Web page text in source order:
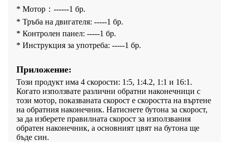
* Мотор：------1 бр.
* Тръба на двигателя: -----1 бр.
* Контролен панел: -----1 бр.
* Инструкция за употреба: -----1 бр.
Приложение:
Този продукт има 4 скорости: 1:5, 1:4.2, 1:1 и 16:1.
Когато използвате различни обратни наконечници с
този мотор, показваната скорост е скоростта на въртене
на обратния наконечник. Натиснете бутона за скорост,
за да изберете правилната скорост за използвания
обратен наконечник, а основният цвят на бутона ще
бъде син.